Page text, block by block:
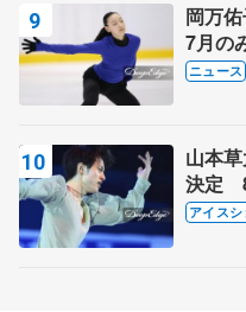
岡万
7月の
で
ニュース
山本
決定
静香
アイス